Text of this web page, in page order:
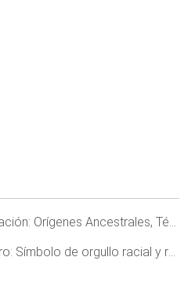
Técnicas Modernas y Riesgos Asociados
de orgullo racial y revolución cultural